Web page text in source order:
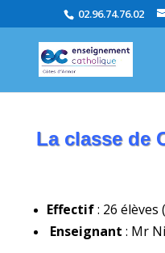
02.96.74.76.02
La classe de
Effectif: 26 élèves
Enseignant : Mr